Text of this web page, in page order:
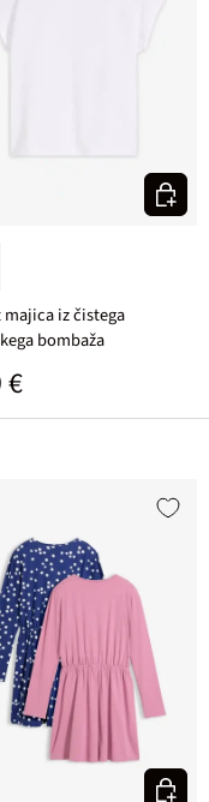
majica iz čistega
bombaža
cena
€
Izberi
Izberi